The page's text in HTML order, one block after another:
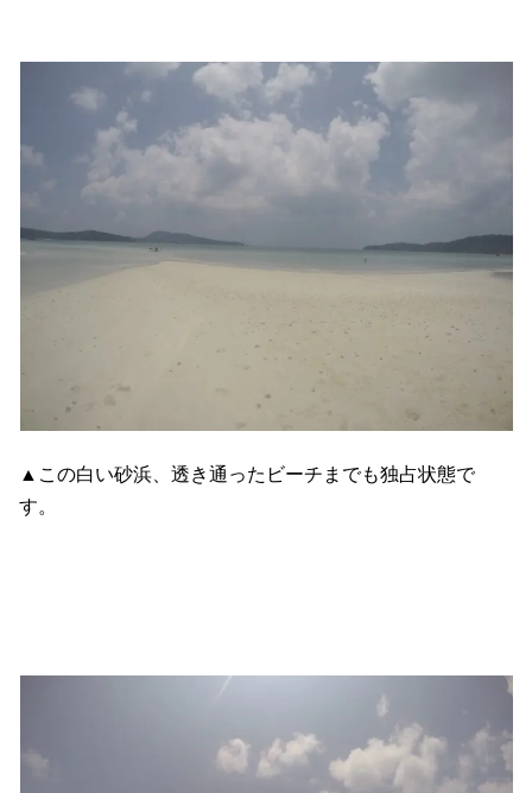
▲この白い砂浜、透き通ったビーチまでも独占状態で
す。